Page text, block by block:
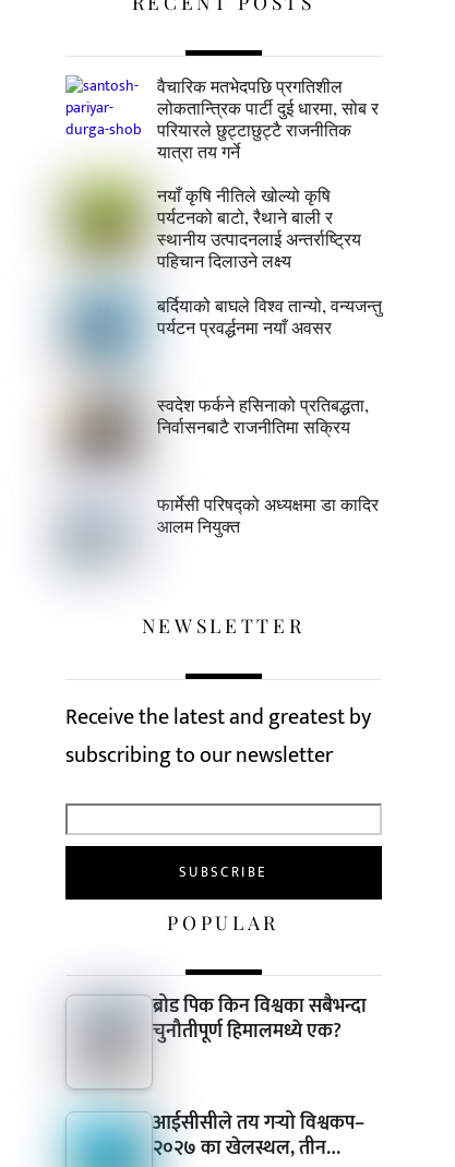
वैचारिक मतभेदपछि प्रगतिशील
लोकतान्त्रिक पार्टी दुई धारमा, सोब र
परियारले छुट्टाछुट्टै राजनीतिक
यात्रा तय गर्ने
नयाँ कृषि नीतिले खोल्यो कृषि
पर्यटनको बाटो, रैथाने बाली र
स्थानीय उत्पादनलाई अन्तर्राष्ट्रिय
पहिचान दिलाउने लक्ष्य
बर्दियाको बाघले विश्व तान्यो, वन्यजन्तु
पर्यटन प्रवर्द्धनमा नयाँ अवसर
स्वदेश फर्कने हसिनाको प्रतिबद्धता,
निर्वासनबाटै राजनीतिमा सक्रिय
फार्मेसी परिषद्को अध्यक्षमा डा कादिर
आलम नियुक्त
NEWSLETTER
Receive the latest and greatest by
subscribing to our newsletter
POPULAR
ब्रोड पिक किन विश्वका सबैभन्दा
चुनौतीपूर्ण हिमालमध्ये एक?
आईसीसीले तय गर्‍यो विश्वकप–
२०२७ का खेलस्थल, तीन…